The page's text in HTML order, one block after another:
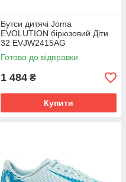
Бутси дитячі Joma
EVOLUTION бірюзовий Діти
32 EVJW2415AG
Готово до відправки
1 484 ₴
Купити